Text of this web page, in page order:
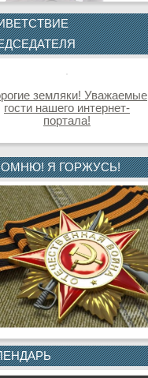
земляки! Уважаемые
гости нашего интернет-
портала!
Я ГОРЖУСЬ!